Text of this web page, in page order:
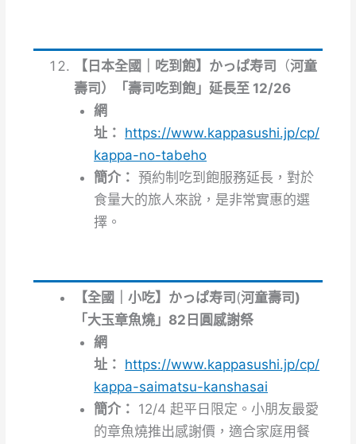
【日本全國｜吃到飽】かっぱ寿司 （河童
壽司）「壽司吃到飽」延長至 12/26
網
址： https://www.kappasushi.jp/cp/
kappa-no-tabeho
簡介： 預約制吃到飽服務延長，對於
食量大的旅人來說，是非常實惠的選
擇。
【全國｜小吃】 かっぱ寿司 (河童壽司)
「大玉章魚燒」82日圓感謝祭
網
址： https://www.kappasushi.jp/cp/
kappa-saimatsu-kanshasai
簡介： 12/4 起平日限定。小朋友最愛
的章魚燒推出感謝價，適合家庭用餐